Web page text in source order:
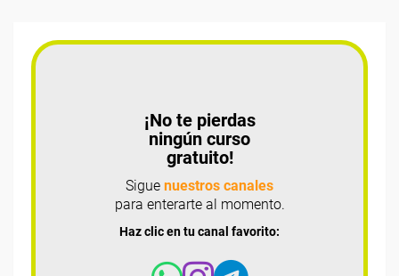
¡No te pierdas
ningún curso
gratuito!
Sigue nuestros canales
para enterarte al momento.
Haz clic en tu canal favorito: